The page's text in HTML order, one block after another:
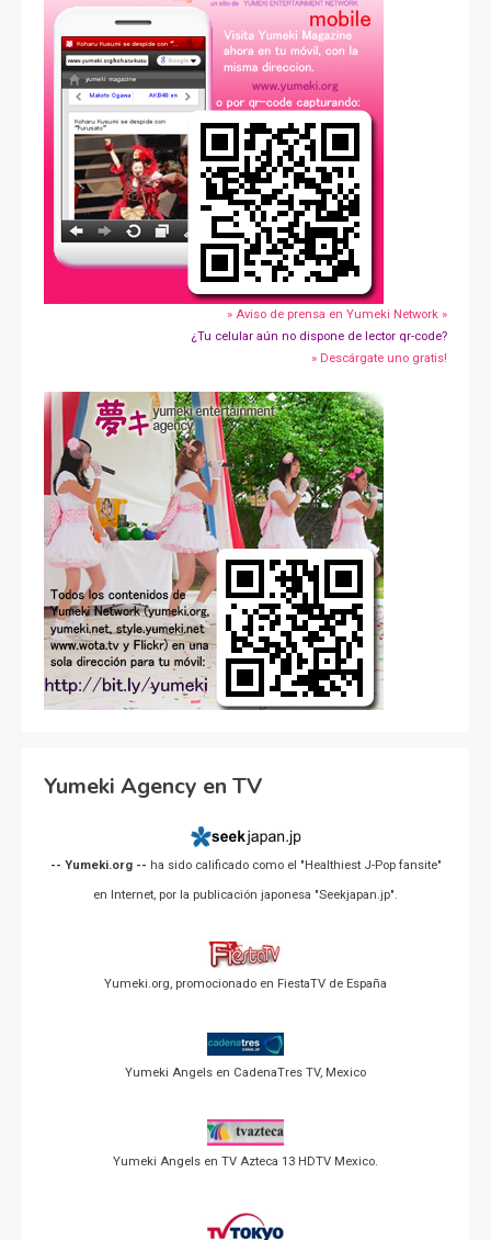
» Aviso de prensa en Yumeki Network »
¿Tu celular aún no dispone de lector qr-code?
» Descárgate uno gratis!
Yumeki Agency en TV
-- Yumeki.org -- ha sido calificado como el "Healthiest J-Pop fansite"
en Internet, por la publicación japonesa "Seekjapan.jp".
Yumeki.org, promocionado en FiestaTV de España
Yumeki Angels en CadenaTres TV, Mexico
Yumeki Angels en TV Azteca 13 HDTV Mexico.